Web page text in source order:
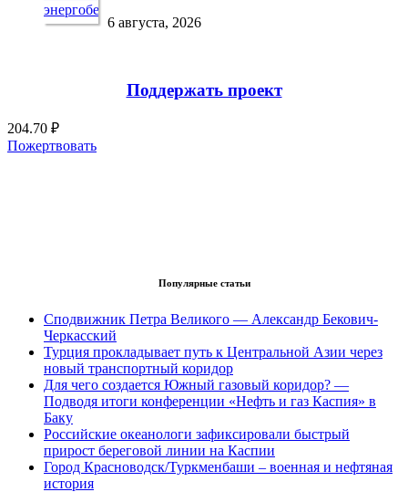
6 августа, 2026
Поддержать проект
204.70 ₽
Пожертвовать
Популярные статьи
Сподвижник Петра Великого — Александр Бекович-
Черкасский
Турция прокладывает путь к Центральной Азии через
новый транспортный коридор
Для чего создается Южный газовый коридор? —
Подводя итоги конференции «Нефть и газ Каспия» в
Баку
Российские океанологи зафиксировали быстрый
прирост береговой линии на Каспии
Город Красноводск/Туркменбаши – военная и нефтяная
история